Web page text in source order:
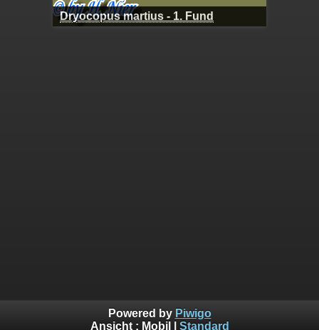
Dryocopus martius - 1. Fund
Powered by Piwigo
Ansicht : Mobil Standard